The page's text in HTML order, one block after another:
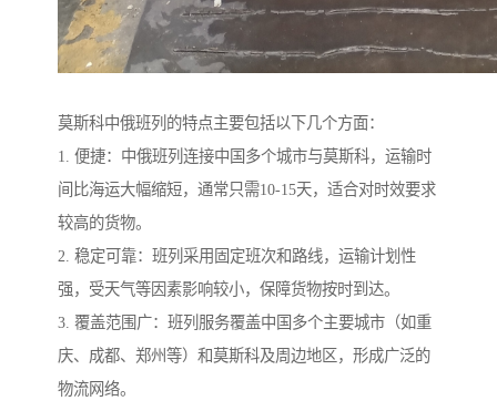
莫斯科中俄班列的特点主要包括以下几个方面：
1. 便捷：中俄班列连接中国多个城市与莫斯科，运输时
间比海运大幅缩短，通常只需10-15天，适合对时效要求
较高的货物。
2. 稳定可靠：班列采用固定班次和路线，运输计划性
强，受天气等因素影响较小，保障货物按时到达。
3. 覆盖范围广：班列服务覆盖中国多个主要城市（如重
庆、成都、郑州等）和莫斯科及周边地区，形成广泛的
物流网络。